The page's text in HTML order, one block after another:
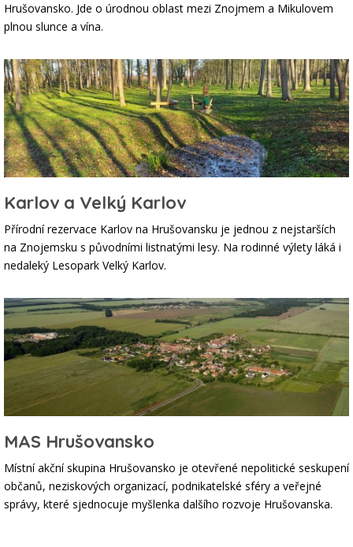
Hrušovansko. Jde o úrodnou oblast mezi Znojmem a Mikulovem
plnou slunce a vína.
Karlov a Velký Karlov
Přírodní rezervace Karlov na Hrušovansku je jednou z nejstarších
na Znojemsku s původními listnatými lesy. Na rodinné výlety láká i
nedaleký Lesopark Velký Karlov.
MAS Hrušovansko
Místní akční skupina Hrušovansko je otevřené nepolitické seskupení
občanů, neziskových organizací, podnikatelské sféry a veřejné
správy, které sjednocuje myšlenka dalšího rozvoje Hrušovanska.